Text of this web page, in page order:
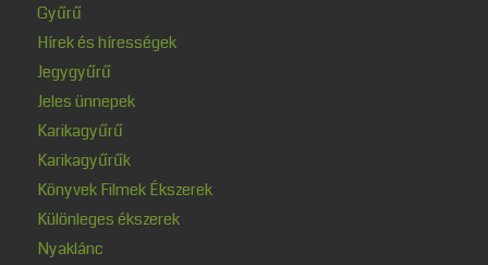
Gyűrű
Hírek és hírességek
Jegygyűrű
Jeles ünnepek
Karikagyűrű
Karikagyűrűk
Könyvek Filmek Ékszerek
Különleges ékszerek
Nyaklánc